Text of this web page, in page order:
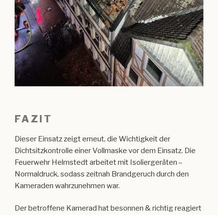
FAZIT
Dieser Einsatz zeigt erneut, die Wichtigkeit der
Dichtsitzkontrolle einer Vollmaske vor dem Einsatz. Die
Feuerwehr Helmstedt arbeitet mit Isoliergeräten –
Normaldruck, sodass zeitnah Brandgeruch durch den
Kameraden wahrzunehmen war.
Der betroffene Kamerad hat besonnen & richtig reagiert